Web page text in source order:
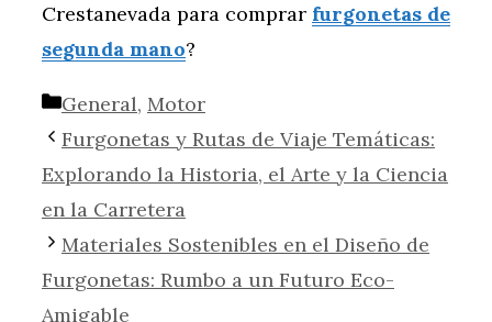
Crestanevada para comprar furgonetas de
segunda mano?
Categorías
General, Motor
Furgonetas y Rutas de Viaje Temáticas:
Explorando la Historia, el Arte y la Ciencia
en la Carretera
Materiales Sostenibles en el Diseño de
Furgonetas: Rumbo a un Futuro Eco-
Amigable